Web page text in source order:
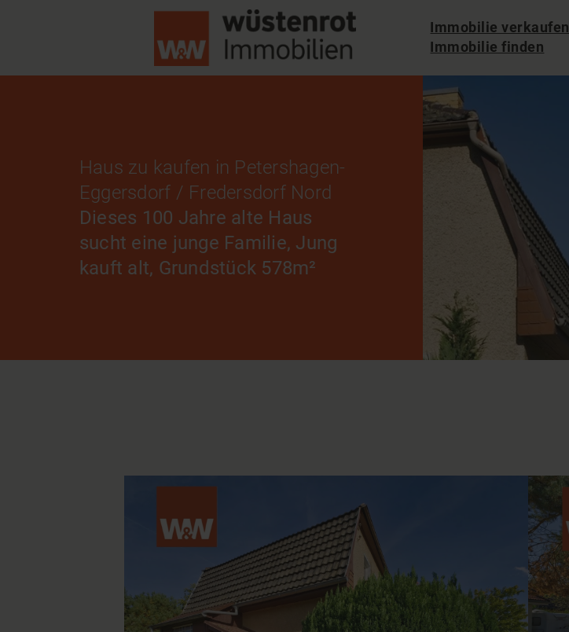
Immobilie verkaufen
Immobilie finden
Haus zu kaufen in Petershagen-
Eggersdorf / Fredersdorf Nord
Dieses 100 Jahre alte Haus
sucht eine junge Familie, Jung
kauft alt, Grundstück 578m²